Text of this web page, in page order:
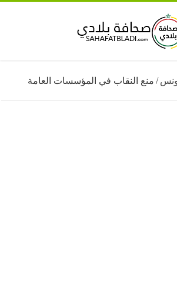
منع النقاب في المؤسسات العامة